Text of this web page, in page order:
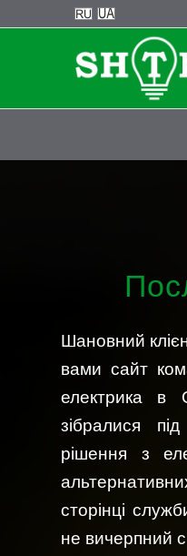
Шановний
вами сайт
електрика в
зібралися
рішення з
сторінці
не вичерпний